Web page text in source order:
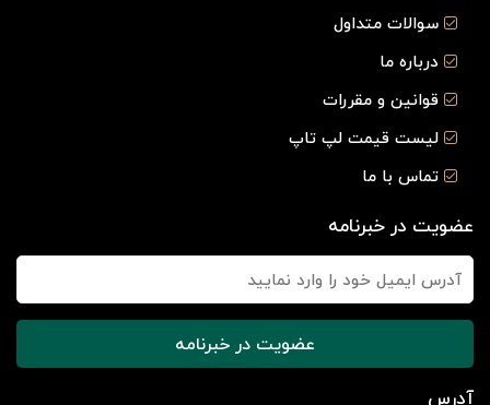
سوالات متداول
درباره ما
قوانین و مقررات
لیست قیمت لپ تاپ
تماس با ما
عضویت در خبرنامه
عضویت در خبرنامه
آدرس